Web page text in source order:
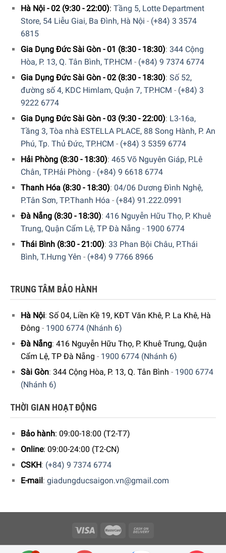
Hà Nội - 02 (9:30 - 22:00): Tầng 5, Lotte Department
Store, 54 Liễu Giai, Ba Đình, Hà Nội - (+84) 3 3574
6815
Gia Dụng Đức Sài Gòn - 01 (8:30 - 18:30): 344 Cộng
Hòa, P. 13, Q. Tân Bình, TP.HCM - (+84) 9 7374 6774
Gia Dụng Đức Sài Gòn - 02 (8:30 - 18:30): Số 52,
đường số 4, KDC Himlam, Quận 7, TP.HCM - (+84) 3
9222 6774
Gia Dụng Đức Sài Gòn - 03 (9:30 - 22:00): L3-16a,
Tầng 3, Tòa nhà ESTELLA PLACE, 88 Song Hành, P. An
Phú, Tp. Thủ Đức, TP.HCM - (+84) 3 5359 6774
Hải Phòng (8:30 - 18:30): 465 Võ Nguyên Giáp, P.Lê
Chân, TP.Hải Phòng - (+84) 9 6618 6774
Thanh Hóa (8:30 - 18:30): 04/06 Dương Đình Nghệ,
P.Tân Sơn, TP.Thanh Hóa - (+84) 91.222.0991
Đà Nẵng (8:30 - 18:30): 416 Nguyễn Hữu Thọ, P. Khuê
Trung, Quận Cẩm Lệ, TP Đà Nẵng - 1900 6774
Thái Bình (8:30 - 21:00): 33 Phan Bội Châu, P.Thái
Bình, T.Hưng Yên - (+84) 9 7766 8966
TRUNG TÂM BẢO HÀNH
Hà Nội: Số 04, Liền Kề 19, KĐT Văn Khê, P. La Khê, Hà
Đông - 1900 6774 (Nhánh 6)
Đà Nẵng: 416 Nguyễn Hữu Thọ, P. Khuê Trung, Quận
Cẩm Lệ, TP Đà Nẵng - 1900 6774 (Nhánh 6)
Sài Gòn: 344 Cộng Hòa, P. 13, Q. Tân Bình - 1900 6774
(Nhánh 6)
THỜI GIAN HOẠT ĐỘNG
Bảo hành: 09:00-18:00 (T2-T7)
Online: 09:00-24:00 (T2-CN)
CSKH: (+84) 9 7374 6774
E-mail: giadungducsaigon.vn@gmail.com